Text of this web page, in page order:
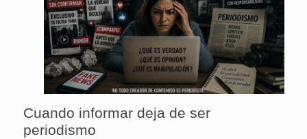
Cuando informar deja de ser
periodismo